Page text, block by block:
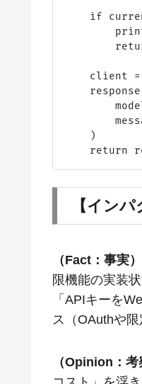
if
client
    )
【イン
（Fact：事実）
限機能の実装
「APIキーを
ス（OAuthや
（Opinion：考